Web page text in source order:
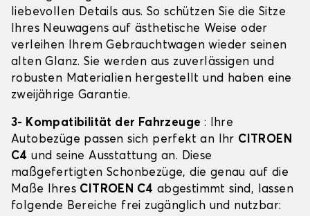
liebevollen Details aus. So schützen Sie die Sitze
Ihres Neuwagens auf ästhetische Weise oder
verleihen Ihrem Gebrauchtwagen wieder seinen
alten Glanz. Sie werden aus zuverlässigen und
robusten Materialien hergestellt und haben eine
zweijährige Garantie.
3- Kompatibilität der Fahrzeuge : Ihre
Autobezüge passen sich perfekt an Ihr CITROEN
C4 und seine Ausstattung an. Diese
maßgefertigten Schonbezüge, die genau auf die
Maße Ihres CITROEN C4 abgestimmt sind, lassen
folgende Bereiche frei zugänglich und nutzbar: